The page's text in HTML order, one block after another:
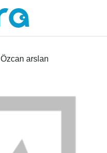
Özcan arslan